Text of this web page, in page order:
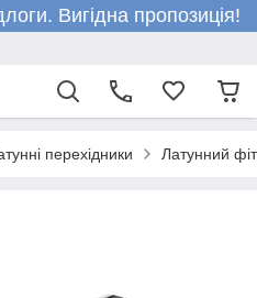
Вигідна пропозиція!
перехідники Латунний